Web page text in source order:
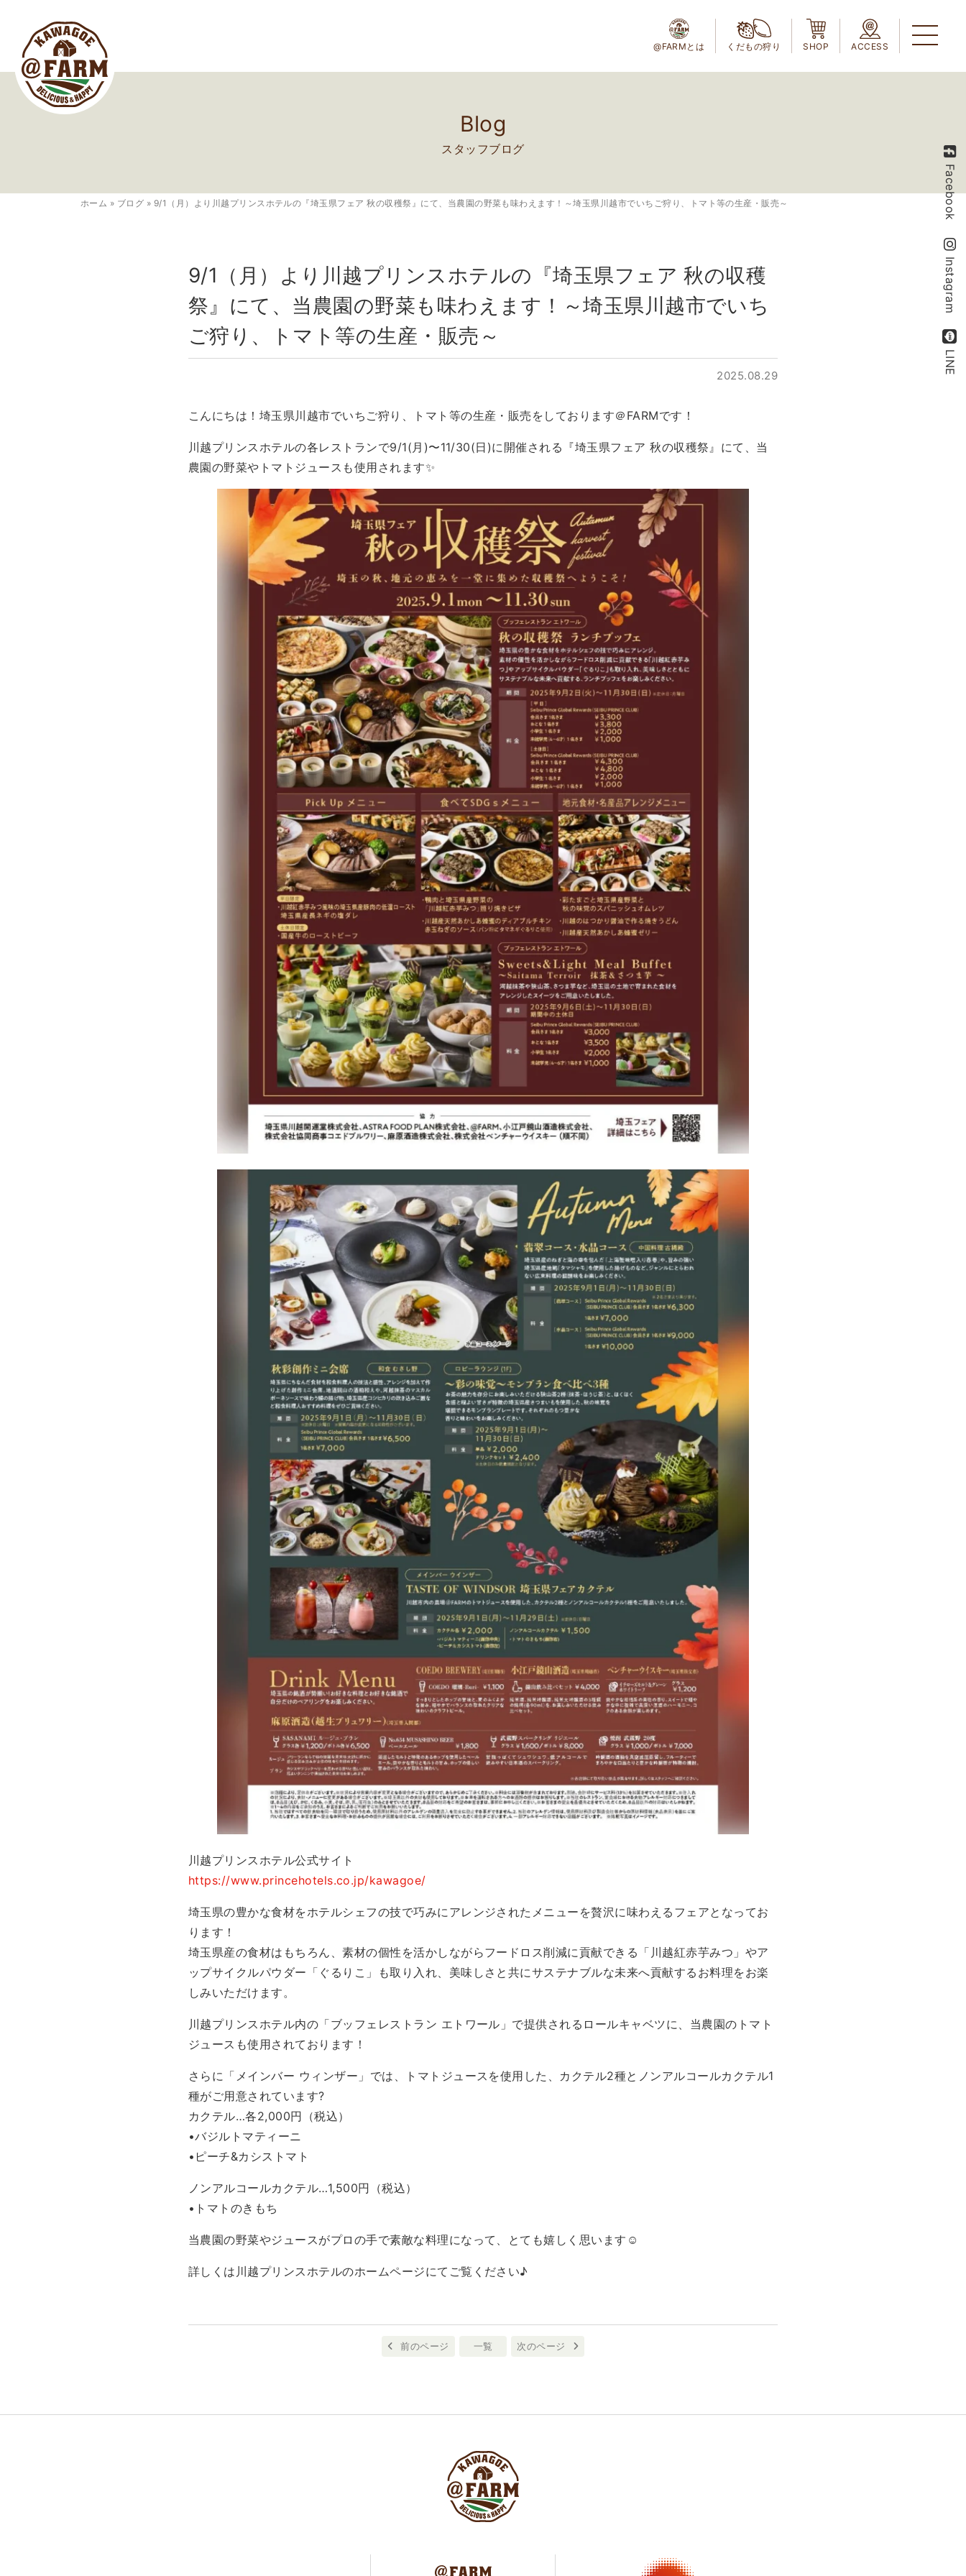
@FARMとは くだもの狩り SHOP ACCESS
Blog
スタッフブログ
ホーム » ブログ » 9/1（月）より川越プリンスホテルの『埼玉県フェア 秋の収穫祭』にて、当農園の野菜も味わえます！～埼玉県川越市でいちご狩り、トマト等の生産・販売～
9/1（月）より川越プリンスホテルの『埼玉県フェア 秋の収穫
祭』にて、当農園の野菜も味わえます！～埼玉県川越市でいち
ご狩り、トマト等の生産・販売～
2025.08.29
こんにちは！埼玉県川越市でいちご狩り、トマト等の生産・販売をしております＠FARMです！
川越プリンスホテルの各レストランで9/1(月)〜11/30(日)に開催される『埼玉県フェア 秋の収穫祭』にて、当
農園の野菜やトマトジュースも使用されます✨
川越プリンスホテル公式サイト
https://www.princehotels.co.jp/kawagoe/
埼玉県の豊かな食材をホテルシェフの技で巧みにアレンジされたメニューを贅沢に味わえるフェアとなってお
ります！
埼玉県産の食材はもちろん、素材の個性を活かしながらフードロス削減に貢献できる「川越紅赤芋みつ」やア
ップサイクルパウダー「ぐるりこ」も取り入れ、美味しさと共にサステナブルな未来へ貢献するお料理をお楽
しみいただけます。
川越プリンスホテル内の「ブッフェレストラン エトワール」で提供されるロールキャベツに、当農園のトマト
ジュースも使用されております！
さらに「メインバー ウィンザー」では、トマトジュースを使用した、カクテル2種とノンアルコールカクテル1
種がご用意されています?
カクテル…各2,000円（税込）
•バジルトマティーニ
•ピーチ&カシストマト
ノンアルコールカクテル…1,500円（税込）
•トマトのきもち
当農園の野菜やジュースがプロの手で素敵な料理になって、とても嬉しく思います☺️
詳しくは川越プリンスホテルのホームページにてご覧ください♪
前のページ 一覧 次のページ
Facebook
Instagram
LINE